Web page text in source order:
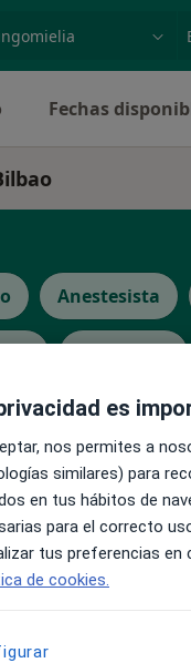
Fechas
Anestesista
Le
es
nos permites a
similares) para
en tus hábitos de
para el correcto
tus preferencias en
de cookies.